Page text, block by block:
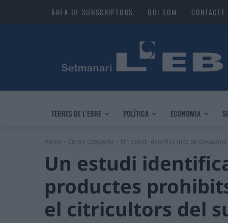
ÀREA DE SUBSCRIPTORS QUI SOM CONTACTE
TERRES DE L’EBRE POLÍTICA ECONOMIA
Home Sense categoria Un estudi identifica més de
Un estudi
productes
el citricultors del